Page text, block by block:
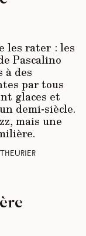
les rater : les
Pascalino
à des
par tous
glaces et
demi-siècle.
mais une